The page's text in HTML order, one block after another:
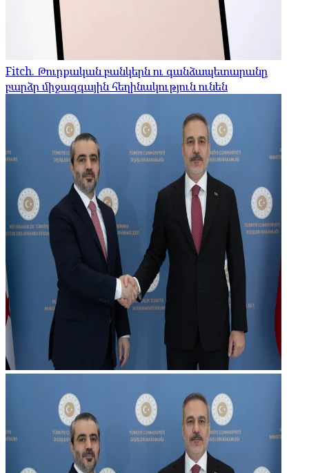
Fitch. Թուրքական բանկերն ու գանձապետարանը
բարձր միջազգային հեղինակություն ունեն